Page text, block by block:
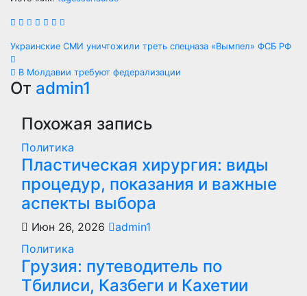
Навигация
по
записям
Украинские СМИ уничтожили треть спецназа «Вымпел» ФСБ РФ
В Молдавии требуют федерализации
От admin1
Похожая запись
Политика
Пластическая хирургия: виды
процедур, показания и важные
аспекты выбора
Июн 26, 2026
admin1
Политика
Грузия: путеводитель по
Тбилиси, Казбеги и Кахетии